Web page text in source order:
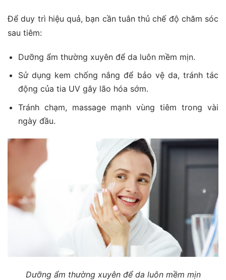
Để duy trì hiệu quả, bạn cần tuân thủ chế độ chăm sóc
sau tiêm:
Dưỡng ẩm thường xuyên để da luôn mềm mịn.
Sử dụng kem chống nắng để bảo vệ da, tránh tác
động của tia UV gây lão hóa sớm.
Tránh chạm, massage mạnh vùng tiêm trong vài
ngày đầu.
Dưỡng ẩm thường xuyên để da luôn mềm mịn